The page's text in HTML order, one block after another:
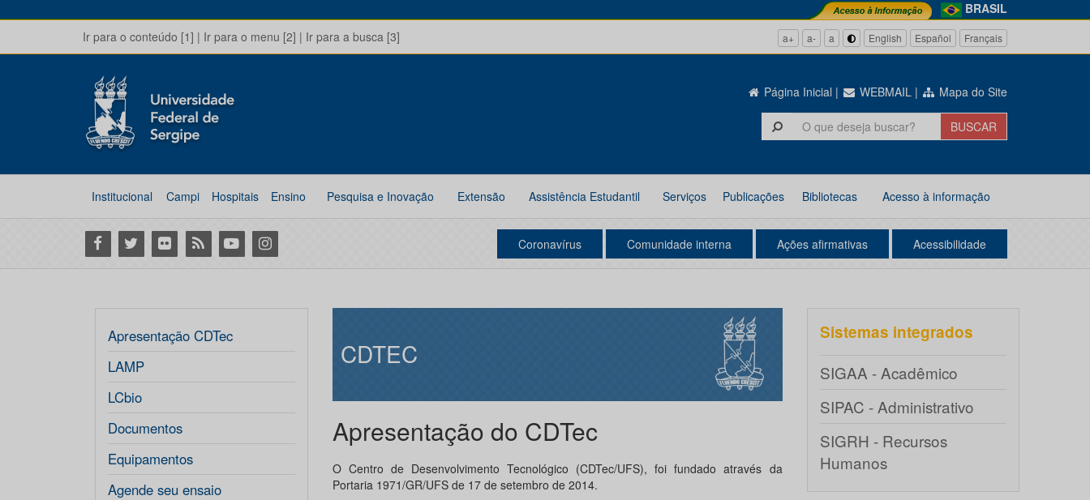
BRASIL
Ir para o conteúdo [1] | Ir para o menu [2] | Ir para a busca [3] a+ a- a English Español Français
Página Inicial | WEBMAIL | Mapa do Site
Institucional Campi Hospitais Ensino Pesquisa e Inovação Extensão Assistência Estudantil Serviços Publicações Bibliotecas Acesso à informação
Facebook
Twitter Flickr RSS YoutubeInstagram Coronavírus Comunidade interna Ações afirmativas Acessibilidade
Apresentação CDTec
LAMP
LCbio
Documentos
Equipamentos
Agende seu ensaio
CDTEC
Apresentação do CDTec
O Centro de Desenvolvimento Tecnológico (CDTec/UFS), foi fundado através da
Portaria 1971/GR/UFS de 17 de setembro de 2014.
Sistemas integrados
SIGAA - Acadêmico
SIPAC - Administrativo
SIGRH - Recursos
Humanos